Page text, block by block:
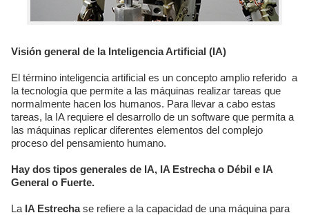
Visión general de la Inteligencia Artificial (IA)
El término inteligencia artificial es un concepto amplio referido a
la tecnología que permite a las máquinas realizar tareas que
normalmente hacen los humanos. Para llevar a cabo estas
tareas, la IA requiere el desarrollo de un software que permita a
las máquinas replicar diferentes elementos del complejo
proceso del pensamiento humano.
Hay dos tipos generales de IA, IA Estrecha o Débil e IA
General o Fuerte.
La IA Estrechase refiere a la capacidad de una máquina para